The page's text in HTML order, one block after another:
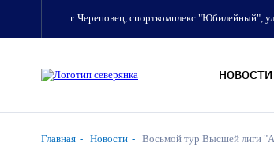
г. Череповец, спорткомплекс "Юбилейный",
НОВОСТИ
Главная Новости Восьмой тур Высшей лиги